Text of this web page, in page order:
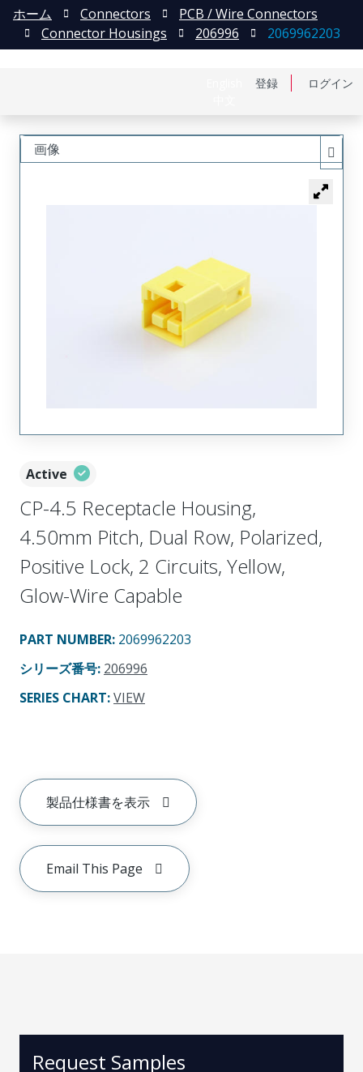
登録 ログイン
ホーム Connectors
PCB / Wire Connectors
Connector Housings
206996 2069962203
Active
CP-4.5 Receptacle Housing,
4.50mm Pitch, Dual Row, Polarized,
Positive Lock, 2 Circuits, Yellow,
Glow-Wire Capable
PART NUMBER: 2069962203
シリーズ番号: 206996
SERIES CHART:VIEW
製品仕様書を表示
Email This Page
画像
Request Samples